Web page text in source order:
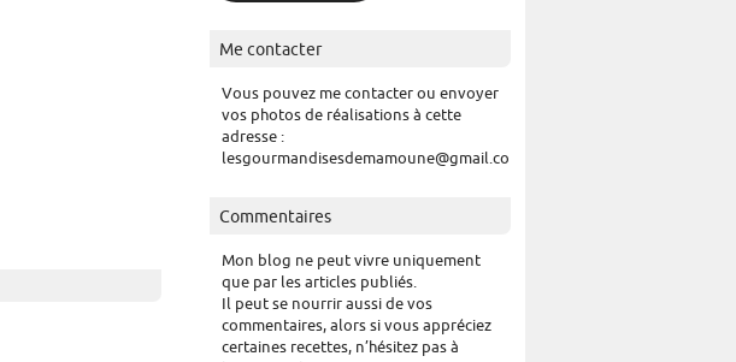
Me contacter
Vous pouvez me contacter ou envoyer
vos photos de réalisations à cette
adresse :
lesgourmandisesdemamoune@gmail.com
Commentaires
Mon blog ne peut vivre uniquement
que par les articles publiés.
Il peut se nourrir aussi de vos
commentaires, alors si vous appréciez
certaines recettes, n’hésitez pas à